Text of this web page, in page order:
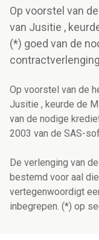
Op voorstel van
van Jusitie ,
(*) goed van de
Op voorstel van de
Jusitie , keurde de
van de nodige
2003 van de SAS-
De verlenging van
bestemd voor aal
vertegenwoordigt
inbegrepen. (*) op